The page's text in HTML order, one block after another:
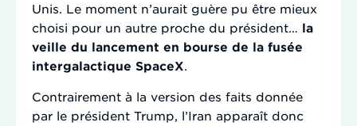
Unis. Le moment n’aurait guère pu être mieux
choisi pour un autre proche du président… la
veille du lancement en bourse de la fusée
intergalactique SpaceX.
Contrairement à la version des faits donnée
par le président Trump, l’Iran apparaît donc